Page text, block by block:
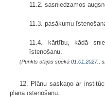
11.2. sasniedzamos
11.3. pasākumu
11.4. kārtību, kādā
īstenošanu.
(Punkts stājas spēkā 01.01.2027. ,
12. Plānu saskaņo ar
plāna īstenošanu.